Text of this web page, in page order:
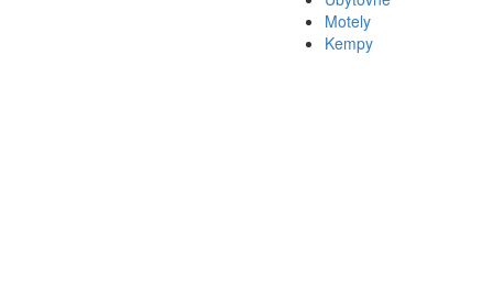
Motely
Kempy